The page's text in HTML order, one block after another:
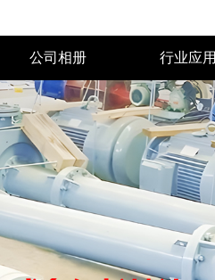
公司相册 行业应用